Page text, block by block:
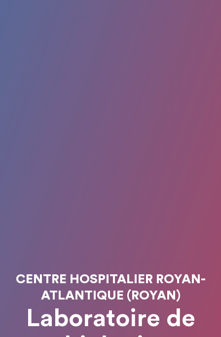
CENTRE HOSPITALIER ROYAN-
ATLANTIQUE (ROYAN)
Laboratoire de